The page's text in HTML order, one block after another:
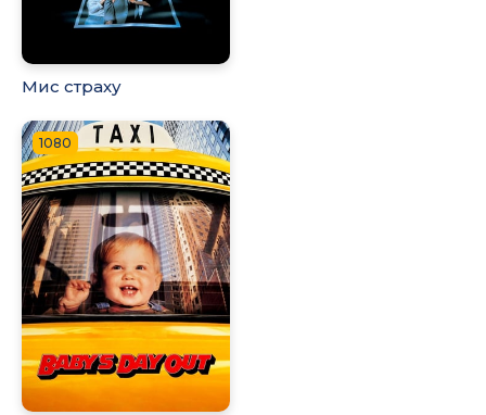
Мис страху
1080